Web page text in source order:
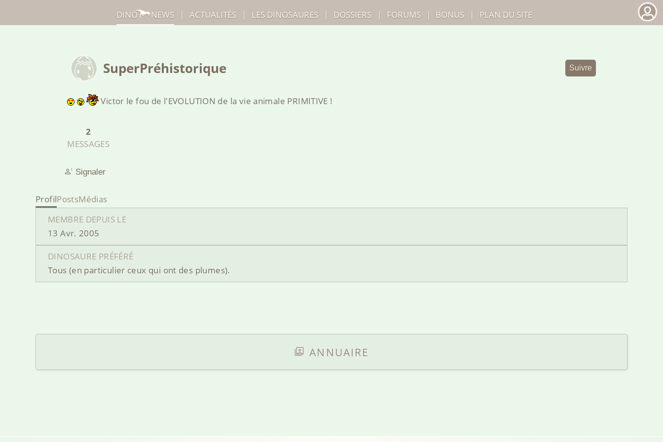
SuperPréhistorique Suivre
Victor le fou de l'EVOLUTION de la vie animale PRIMITIVE !
2
MESSAGES
Signaler
ProfilPostsMédias
MEMBRE DEPUIS LE
13 Avr. 2005
DINOSAURE PRÉFÉRÉ
Tous (en particulier ceux qui ont des plumes).
ANNUAIRE
DINO NEWS | ACTUALITÉS | LES DINOSAURES | DOSSIERS | FORUMS | BONUS | PLAN DU SITE